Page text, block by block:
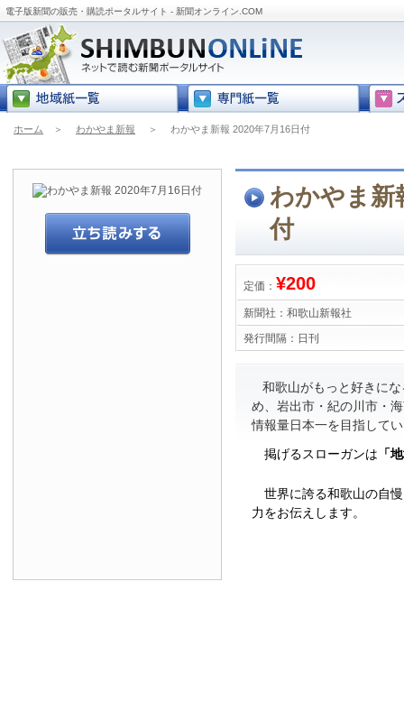
電子版新聞の販売・購読ポータルサイト - 新聞オンライン.COM
ホーム ＞ わかやま新報 ＞ わかやま新報 2020年7月16日付
わかやま新
付
定価： ¥200
新聞社： 和歌山新報社
発行間隔： 日刊
和歌山がもっと好きに
め、岩出市・紀の川市・
情報量日本一を目指して
掲げるスローガンは 「
世界に誇る和歌山の自
力をお伝えします。